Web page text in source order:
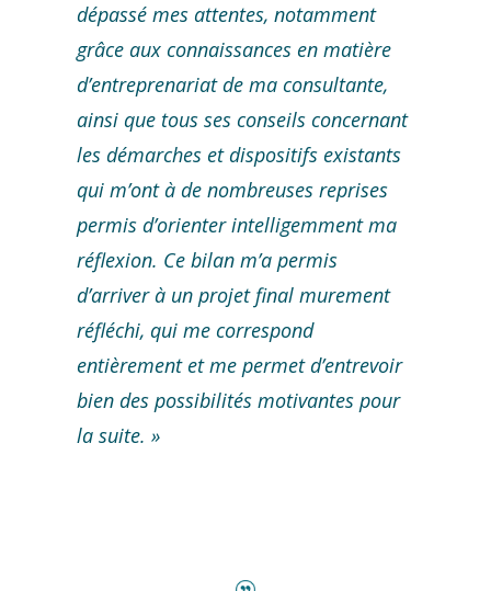
dépassé mes attentes, notamment
grâce aux connaissances en matière
d’entreprenariat de ma consultante,
ainsi que tous ses conseils concernant
les démarches et dispositifs existants
qui m’ont à de nombreuses reprises
permis d’orienter intelligemment ma
réflexion. Ce bilan m’a permis
d’arriver à un projet final murement
réfléchi, qui me correspond
entièrement et me permet d’entrevoir
bien des possibilités motivantes pour
la suite. »